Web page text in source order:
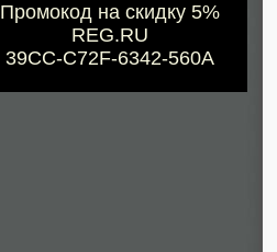
Промокод на скидку 5%
REG.RU
39CC-C72F-6342-560A